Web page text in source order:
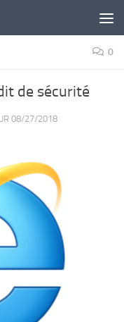
0
de sécurité
08/27/2018